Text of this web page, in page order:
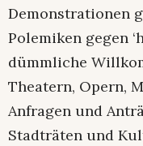
Demonstrationen
Polemiken gegen
dümmliche
Theatern, Opern,
Anfragen und
Stadträten und